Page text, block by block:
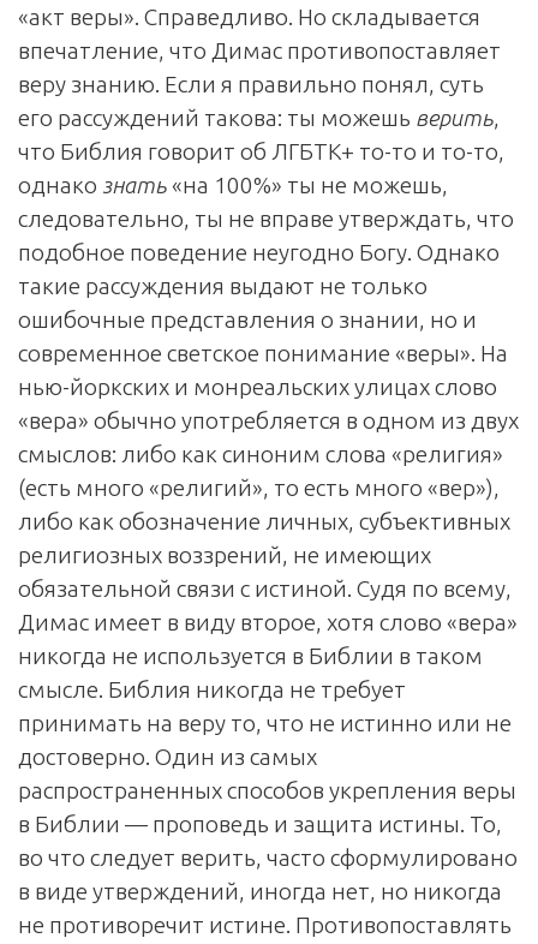
«акт веры». Справедливо. Но складывается
впечатление, что Димас противопоставляет
веру знанию. Если я правильно понял, суть
его рассуждений такова: ты можешь верить,
что Библия говорит об ЛГБТК+ то-то и то-то,
однако знать«на 100%» ты не можешь,
следовательно, ты не вправе утверждать, что
подобное поведение неугодно Богу. Однако
такие рассуждения выдают не только
ошибочные представления о знании, но и
современное светское понимание «веры». На
нью-йоркских и монреальских улицах слово
«вера» обычно употребляется в одном из двух
смыслов: либо как синоним слова «религия»
(есть много «религий», то есть много «вер»),
либо как обозначение личных, субъективных
религиозных воззрений, не имеющих
обязательной связи с истиной. Судя по всему,
Димас имеет в виду второе, хотя слово «вера»
никогда не используется в Библии в таком
смысле. Библия никогда не требует
принимать на веру то, что не истинно или не
достоверно. Один из самых
распространенных способов укрепления веры
в Библии — проповедь и защита истины. То,
во что следует верить, часто сформулировано
в виде утверждений, иногда нет, но никогда
не противоречит истине. Противопоставлять